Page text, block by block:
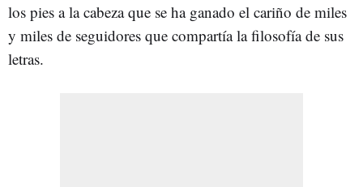
los pies a la cabeza que se ha ganado el cariño de miles
y miles de seguidores que compartía la filosofía de sus
letras.